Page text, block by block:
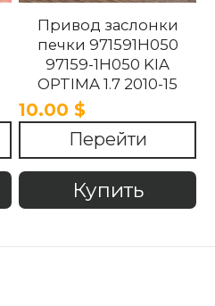
Привод заслонки
печки 971591H050
97159-1H050 KIA
OPTIMA 1.7 2010-15
10.00 $
Перейти
Купить